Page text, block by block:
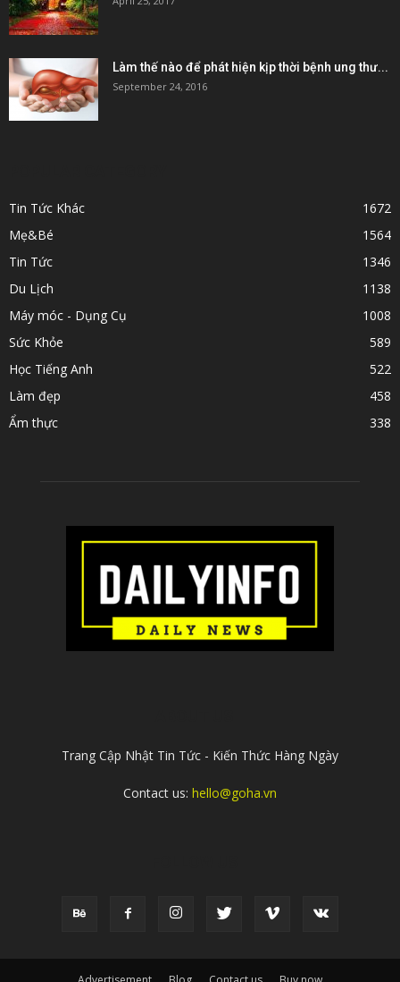
Làm thế nào để phát hiện kịp thời bệnh ung thư...
September 24, 2016
Tin Tức Khác
1672
Mẹ&Bé
1564
Tin Tức
1346
Du Lịch
1138
Máy móc - Dụng Cụ
1008
Sức Khỏe
589
Học Tiếng Anh
522
Làm đẹp
458
Ẩm thực
338
Trang Cập Nhật Tin Tức - Kiến Thức Hàng Ngày
Contact us: hello@goha.vn